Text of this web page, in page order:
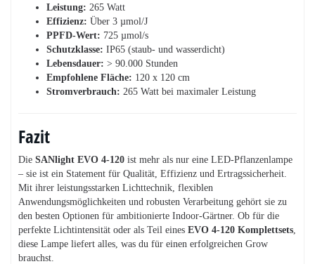
Leistung: 265 Watt
Effizienz: Über 3 µmol/J
PPFD-Wert: 725 µmol/s
Schutzklasse: IP65 (staub- und wasserdicht)
Lebensdauer: > 90.000 Stunden
Empfohlene Fläche: 120 x 120 cm
Stromverbrauch: 265 Watt bei maximaler Leistung
Fazit
Die SANlight EVO 4-120 ist mehr als nur eine LED-Pflanzenlampe
– sie ist ein Statement für Qualität, Effizienz und Ertragssicherheit.
Mit ihrer leistungsstarken Lichttechnik, flexiblen
Anwendungsmöglichkeiten und robusten Verarbeitung gehört sie zu
den besten Optionen für ambitionierte Indoor-Gärtner. Ob für die
perfekte Lichtintensität oder als Teil eines EVO 4-120 Komplettsets,
diese Lampe liefert alles, was du für einen erfolgreichen Grow
brauchst.